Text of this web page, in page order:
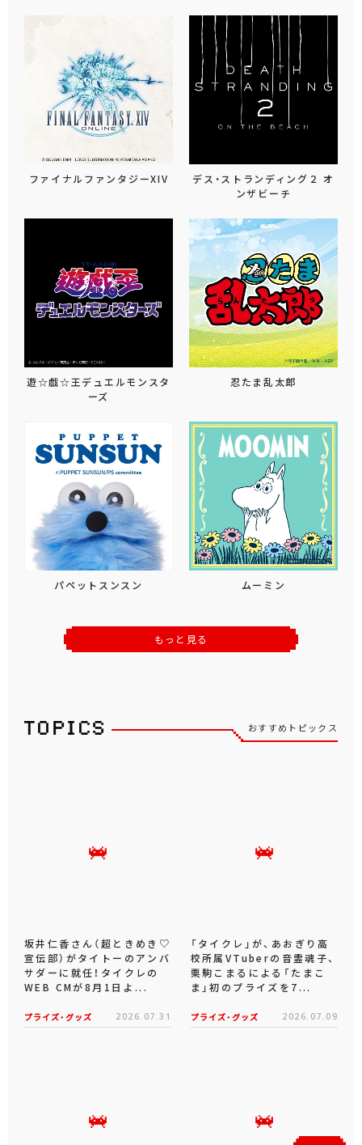
ファイナルファンタジーXIV
デス・ストランディング２ オ
ンザビーチ
遊☆戯☆王デュエルモンスタ
ーズ
忍たま乱太郎
パペットスンスン ムーミン
もっと見る
おすすめトピックス
坂井仁香さん（超ときめき♡
宣伝部）がタイトーのアンバ
サダーに就任！タイクレの
WEB CMが8月1日よ...
プライズ・グッズ 2026.07.31
「タイクレ」が、あおぎり高
校所属VTuberの音霊魂子、
栗駒こまるによる「たまこ
ま」初のプライズを7...
プライズ・グッズ 2026.07.09